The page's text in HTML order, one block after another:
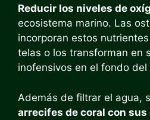
Reducir los niveles de
ecosistema marino. Las
incorporan estos
telas o los transforman en
inofensivos en el fondo del
Además de filtrar el agua,
arrecifes de coral con sus